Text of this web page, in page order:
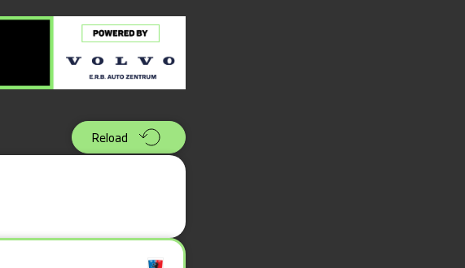
Reload